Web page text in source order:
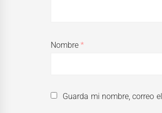
Nombre*
Guarda mi nombre, correo